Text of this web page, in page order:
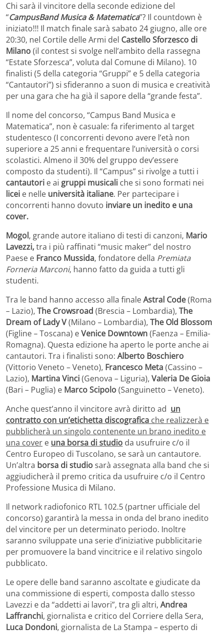
Chi sarà il vincitore della seconde edizione del
“CampusBand Musica & Matematica”? Il countdown è
iniziato!!! Il match finale sarà sabato 24 giugno, alle ore
20:30, nel Cortile delle Armi del Castello Sforzesco di
Milano(il contest si svolge nell’ambito della rassegna
“Estate Sforzesca”, voluta dal Comune di Milano). 10
finalisti (5 della categoria “Gruppi” e 5 della categoria
“Cantautori”) si sfideranno a suon di musica e creatività
per una gara che ha già il sapore della “grande festa”.
Il nome del concorso, “Campus Band Musica e
Matematica”, non è casuale: fa riferimento al target
studentesco (I concorrenti devono avere l’età non
superiore a 25 anni e frequentare l’università o corsi
scolastici. Almeno il 30% del gruppo dev’essere
composto da studenti). Il “Campus” si rivolge a tutti i
cantautori e ai gruppi musicali che si sono formati nei
licei e nelle università italiane. Per partecipare i
concorrenti hanno dovuto inviare un inedito e una
cover.
Mogol, grande autore italiano di testi di canzoni, Mario
Lavezzi,tra i più raffinati “music maker” del nostro
Paese e Franco Mussida, fondatore della Premiata
Forneria Marconi, hanno fatto da guida a tutti gli
studenti.
Tra le band hanno accesso alla finaleAstral Code(Roma
– Lazio), The Crowsroad (Brescia – Lombardia), The
Dream of Lady V(Milano – Lombardia), The Old Blossom
(Figline – Toscana) eVenice Downtown(Faenza – Emilia-
Romagna). Questa edizione ha aperto le porte anche ai
cantautori. Tra i finalisti sono: Alberto Boschiero
(Vittorio Veneto – Veneto), Francesco Meta(Cassino –
Lazio), Martina Vinci(Genova – Liguria), Valeria De Gioia
(Bari – Puglia) e Marco Scipolo(Sanguinetto – Veneto).
Anche quest’anno il vincitore avrà diritto ad un
contratto con un’etichetta discografica che realizzerà e
pubblicherà un singolo contenente un brano inedito e
una cover e una borsa di studio da usufruire c/o il
Centro Europeo di Tuscolano, se sarà un cantautore.
Un’altra borsa di studiosarà assegnata alla band che si
aggiudicherà il premo critica da usufruire c/o il Centro
Professione Musica di Milano.
Il network radiofonico RTL 102.5 (partner ufficiale del
concorso) garantirà la messa in onda del brano inedito
del vincitore per un determinato periodo. Inoltre
saranno sviluppate una serie d’iniziative pubblicitarie
per promuovere la band vincitrice e il relativo singolo
pubblicato.
Le opere delle band saranno ascoltate e giudicate da
una commissione di esperti, composta dallo stesso
Lavezzi e da “addetti ai lavori”, tra gli altri, Andrea
Laffranchi, giornalista e critico del Corriere della Sera,
Luca Dondoni, giornalista de La Stampa – esperto di